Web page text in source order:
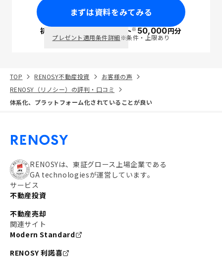
まずは資料をみてみる
初回面談で ポイント※50,000円分
プレゼント適用条件詳細※条件・上限あり
TOP RENOSY不動産投資
お客様の声
RENOSY（リノシー）の評判・口コミ
体系化、プラットフォーム化されていることが良い
RENOSYは、東証グロース上場企業である
GA technologiesが運営しています。
サービス
不動産投資
不動産売却
関連サイト
Modern Standard
RENOSY 利諾喜